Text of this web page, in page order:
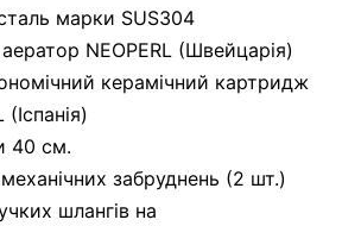
марки SUS304
NEOPERL (Швейцарія)
керамічний картридж
40 см.
забруднень (2 шт.)
шлангів на